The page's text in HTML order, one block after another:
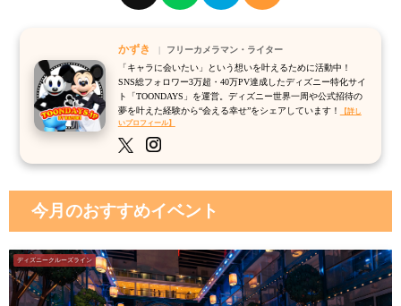
かずき
フリーカメラマン・ライター
「キャラに会いたい」という想いを叶えるために活動中！
SNS総フォロワー3万超・40万PV達成したディズニー特化サイ
ト「TOONDAYS」を運営。ディズニー世界一周や公式招待の
夢を叶えた経験から“会える幸せ”をシェアしています！
【詳し
いプロフィール】
今月のおすすめイベント
ディズニークルーズライン